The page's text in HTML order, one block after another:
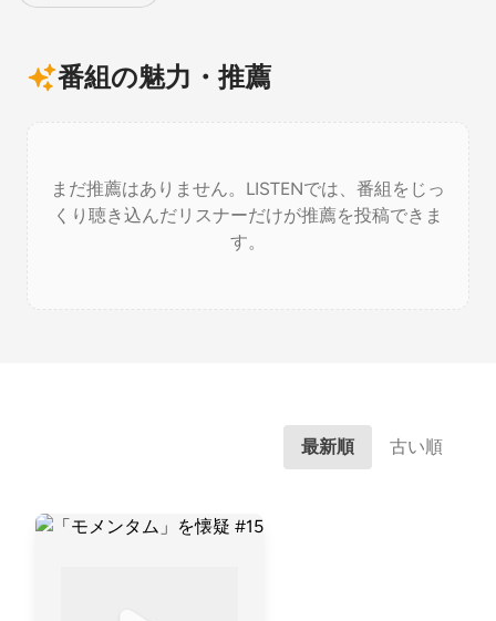
番組の魅力・推薦
まだ推薦はありません。LISTENでは、番組をじっ
くり聴き込んだリスナーだけが推薦を投稿できま
す。
最新順 古い順